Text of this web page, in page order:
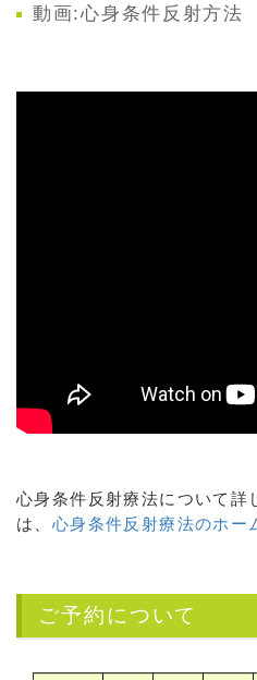
動画:心身条件反射方法
心身条件反射療法について詳
は、 心身条件反射療法のホー
ご予約について